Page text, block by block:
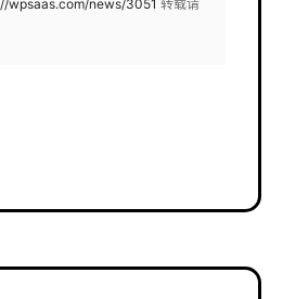
wpsaas.com/news/3051 转载请